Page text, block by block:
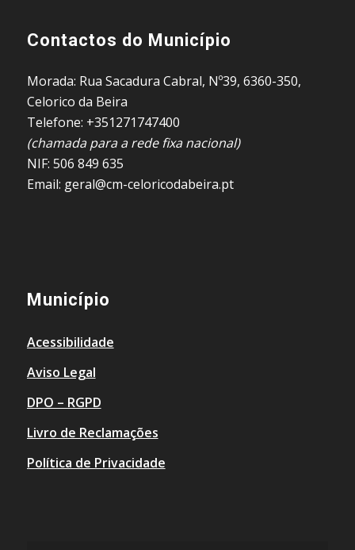
Contactos do Município
Morada: Rua Sacadura Cabral, Nº39, 6360-350,
Celorico da Beira
Telefone: +351271747400
(chamada para a rede fixa nacional)
NIF: 506 849 635
Email: geral@cm-celoricodabeira.pt
Município
Acessibilidade
Aviso Legal
DPO – RGPD
Livro de Reclamações
Política de Privacidade